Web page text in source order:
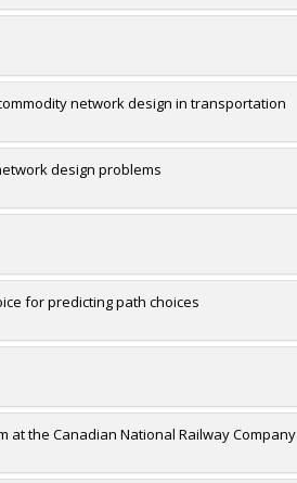
network design in transportation
design problems
for predicting path choices
the Canadian National Railway Company